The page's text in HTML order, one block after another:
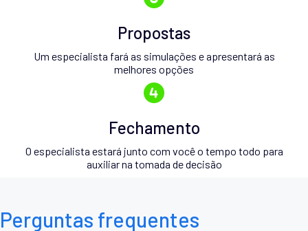
Propostas
Um especialista fará as simulações e apresentará as
melhores opções
Fechamento
O especialista estará junto com você o tempo todo para
auxiliar na tomada de decisão
Perguntas frequentes